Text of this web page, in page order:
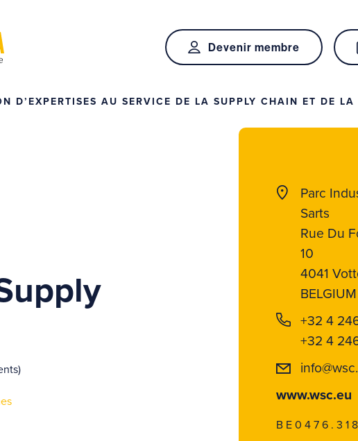
Devenir membre
D’EXPERTISES AU SERVICE DE LA SUPPLY CHAIN ET DE
Parc
Sarts
Rue Du
10
4041
BELGIUM
+32 4
+32 4
www.wsc.eu